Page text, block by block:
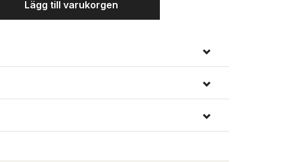
Lägg till varukorgen